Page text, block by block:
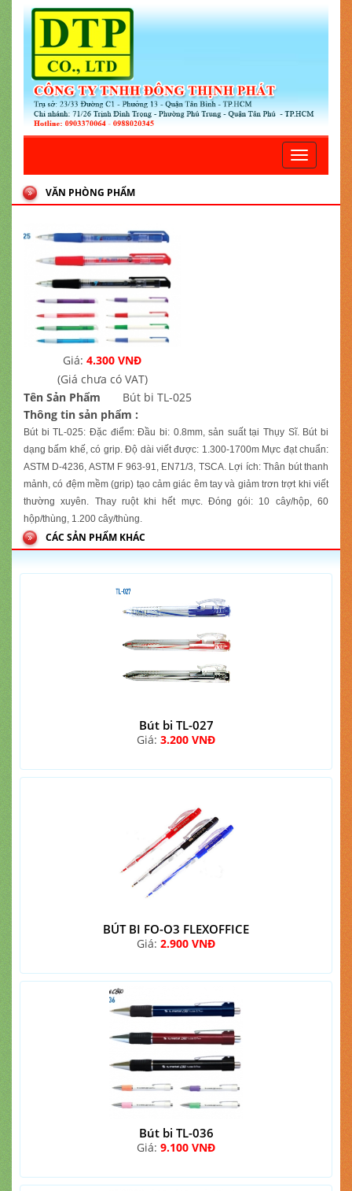
Toggle
VĂN PHÒNG PHẨM
Giá: 4.300 VNĐ
(Giá chưa có VAT)
Tên Sản Phẩm
Bút bi TL-025
Thông tin sản phẩm :
Bút bi TL-025: Đặc điểm: Đầu bi: 0.8mm, sản suất tại Thụy Sĩ. Bút bi
dạng bấm khế, có grip. Độ dài viết được: 1.300-1700m Mực đạt chuẩn:
ASTM D-4236, ASTM F 963-91, EN71/3, TSCA. Lợi ích: Thân bút thanh
mảnh, có đệm mềm (grip) tạo cảm giác êm tay và giảm trơn trợt khi viết
thường xuyên. Thay ruột khi hết mực. Đóng gói: 10 cây/hộp, 60
hộp/thùng, 1.200 cây/thùng.
CÁC SẢN PHẨM KHÁC
Bút bi TL-027
Giá: 3.200 VNĐ
BÚT BI FO-O3 FLEXOFFICE
Giá: 2.900 VNĐ
Bút bi TL-036
Giá: 9.100 VNĐ